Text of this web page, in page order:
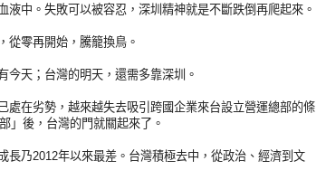
中。失敗可以被容忍，深圳精神就是不斷跌倒再爬起來。
從零再開始，騰籠換鳥。
今天；台灣的明天，還需多靠深圳。
處在劣勢，越來越失去吸引跨國企業來台設立營運總部的條
」後，台灣的門就關起來了。
長乃2012年以來最差。台灣積極去中，從政治、經濟到文